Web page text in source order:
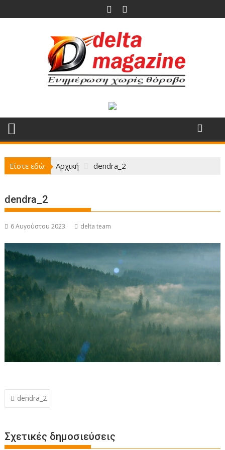
στο
Είστε εδώ: Αρχική dendra_2
dendra_2
6 Αυγούστου 2023 delta team
Πλοήγηση
άρθρων
dendra_2
Σχετικές δημοσιεύσεις